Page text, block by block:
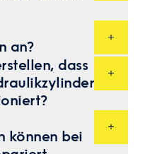
der
zur Vermeidung
Achten Sie auf
und
regelmäßige
an?
Arbeiten
wir gemeinsam
dass
wir umfangreiche
dass
funktioniert
Darüber
können bei